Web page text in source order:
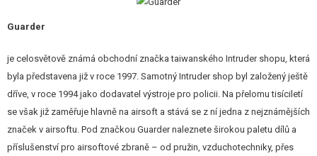
Guarder
je celosvětově známá obchodní značka taiwanského Intruder shopu, která
byla představena již v roce 1997. Samotný Intruder shop byl založený ještě
dříve, v roce 1994 jako dodavatel výstroje pro policii. Na přelomu tisíciletí
se však již zaměřuje hlavně na airsoft a stává se z ní jedna z nejznámějších
značek v airsoftu. Pod značkou Guarder naleznete širokou paletu dílů a
příslušenství pro airsoftové zbraně – od pružin, vzduchotechniky, přes